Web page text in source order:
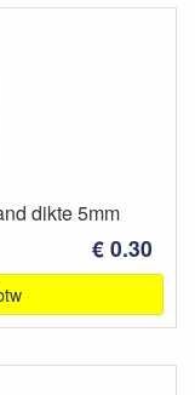
dikte 5mm
€ 0.30